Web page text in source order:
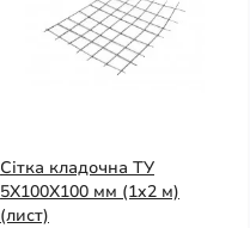
Сітка кладочна ТУ
5X100X100 мм (1x2 м)
(лист)